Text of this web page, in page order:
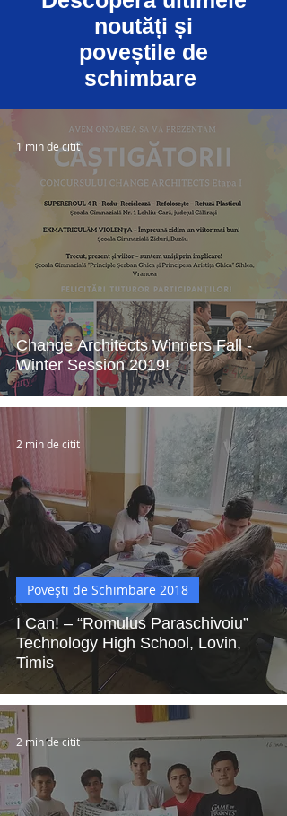
noutăți și
poveștile de
schimbare
Change Architects Winners Fall -
Winter Session 2019!
1 min de citit
I Can! – “Romulus Paraschivoiu”
Technology High School, Lovin,
Timis
Povești de Schimbare 2018
2 min de citit
2 min de citit